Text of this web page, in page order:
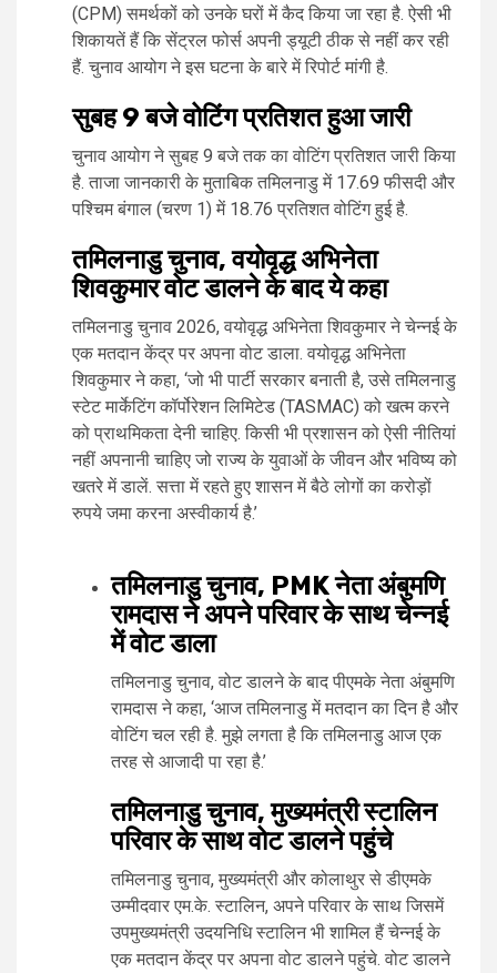
(CPM) समर्थकों को उनके घरों में कैद किया जा रहा है. ऐसी भी
शिकायतें हैं कि सेंट्रल फोर्स अपनी ड्यूटी ठीक से नहीं कर रही
हैं. चुनाव आयोग ने इस घटना के बारे में रिपोर्ट मांगी है.
सुबह 9 बजे वोटिंग प्रतिशत हुआ जारी
चुनाव आयोग ने सुबह 9 बजे तक का वोटिंग प्रतिशत जारी किया
है. ताजा जानकारी के मुताबिक तमिलनाडु में 17.69 फीसदी और
पश्चिम बंगाल (चरण 1) में 18.76 प्रतिशत वोटिंग हुई है.
तमिलनाडु चुनाव, वयोवृद्ध अभिनेता
शिवकुमार वोट डालने के बाद ये कहा
तमिलनाडु चुनाव 2026, वयोवृद्ध अभिनेता शिवकुमार ने चेन्नई के
एक मतदान केंद्र पर अपना वोट डाला. वयोवृद्ध अभिनेता
शिवकुमार ने कहा, ‘जो भी पार्टी सरकार बनाती है, उसे तमिलनाडु
स्टेट मार्केटिंग कॉर्पोरेशन लिमिटेड (TASMAC) को खत्म करने
को प्राथमिकता देनी चाहिए. किसी भी प्रशासन को ऐसी नीतियां
नहीं अपनानी चाहिए जो राज्य के युवाओं के जीवन और भविष्य को
खतरे में डालें. सत्ता में रहते हुए शासन में बैठे लोगों का करोड़ों
रुपये जमा करना अस्वीकार्य है.’
तमिलनाडु चुनाव, PMK नेता अंबुमणि
रामदास ने अपने परिवार के साथ चेन्नई
में वोट डाला
तमिलनाडु चुनाव, वोट डालने के बाद पीएमके नेता अंबुमणि
रामदास ने कहा, ‘आज तमिलनाडु में मतदान का दिन है और
वोटिंग चल रही है. मुझे लगता है कि तमिलनाडु आज एक
तरह से आजादी पा रहा है.’
तमिलनाडु चुनाव, मुख्यमंत्री स्टालिन
परिवार के साथ वोट डालने पहुंचे
तमिलनाडु चुनाव, मुख्यमंत्री और कोलाथुर से डीएमके
उम्मीदवार एम.के. स्टालिन, अपने परिवार के साथ जिसमें
उपमुख्यमंत्री उदयनिधि स्टालिन भी शामिल हैं चेन्नई के
एक मतदान केंद्र पर अपना वोट डालने पहुंचे. वोट डालने